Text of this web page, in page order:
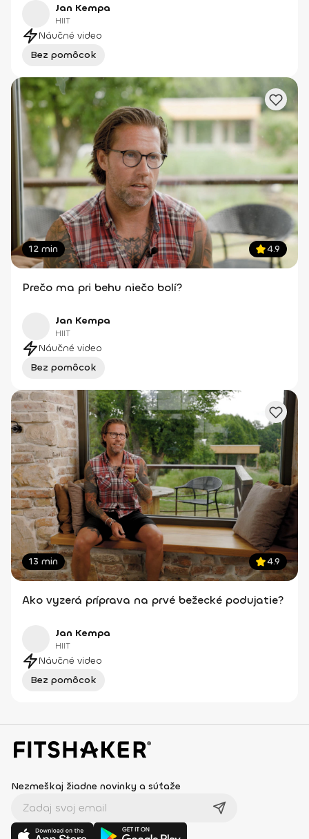
Jan Kempa
HIIT
Náučné video
Bez pomôcok
12 min 4.9
Prečo ma pri behu niečo bolí?
Jan Kempa
HIIT
Náučné video
Bez pomôcok
13 min 4.9
Ako vyzerá príprava na prvé bežecké podujatie?
Jan Kempa
HIIT
Náučné video
Bez pomôcok
Nezmeškaj žiadne novinky a súťaže